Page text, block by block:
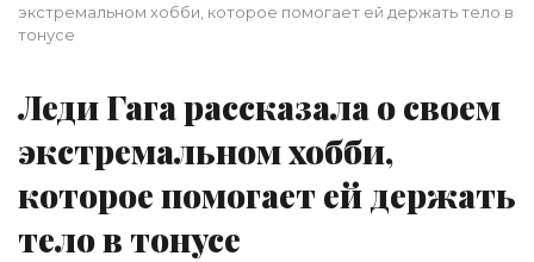
экстремальном хобби, которое помогает ей держать тело в
тонусе
Леди Гага рассказала о своем
экстремальном хобби,
которое помогает ей держать
тело в тонусе